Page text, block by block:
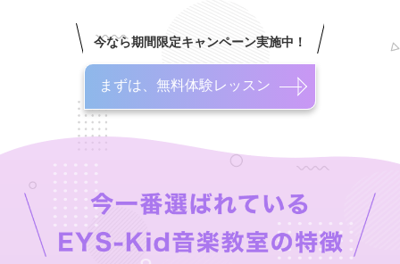
今なら期間限定キャンペーン実施中！
まずは、無料体験レッスン